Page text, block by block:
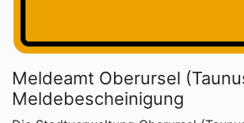
Meldeamt Oberursel
Meldebescheinigung